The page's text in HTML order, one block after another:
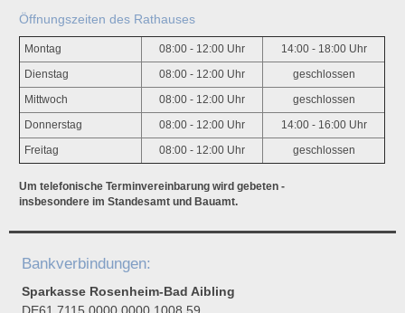
Öffnungszeiten des Rathauses
Montag 08:00 - 12:00 Uhr 14:00 - 18:00 Uhr
Dienstag 08:00 - 12:00 Uhr geschlossen
Mittwoch 08:00 - 12:00 Uhr geschlossen
Donnerstag 08:00 - 12:00 Uhr 14:00 - 16:00 Uhr
Freitag 08:00 - 12:00 Uhr geschlossen
Um telefonische Terminvereinbarung wird gebeten -
insbesondere im Standesamt und Bauamt.
Bankverbindungen:
Sparkasse Rosenheim-Bad Aibling